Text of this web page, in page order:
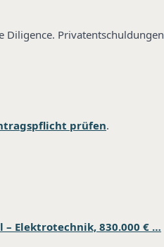
Diligence. Privatentschuldungen
prüfen.
– Elektrotechnik, 830.000 € …